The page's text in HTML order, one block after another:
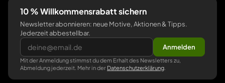
10 % Willkommensrabatt sichern
Newsletter abonnieren: neue Motive, Aktionen & Tipps.
Jederzeit abbestellbar.
Anmelden
Mit der Anmeldung stimmst du dem Erhalt des Newsletters zu,
Abmeldung jederzeit. Mehr in der Datenschutzerklärung